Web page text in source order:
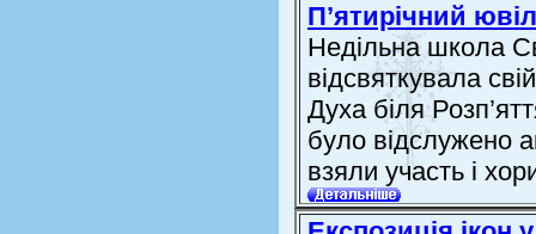
П’ятирічний
Недільна школа
відсвяткувала
Духа біля
було відслужено
взяли участь і